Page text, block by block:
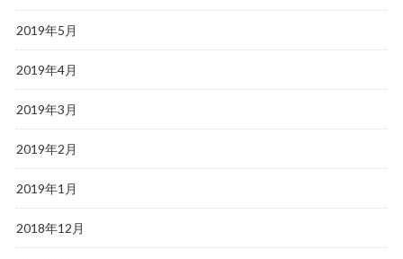
2019年5月
2019年4月
2019年3月
2019年2月
2019年1月
2018年12月